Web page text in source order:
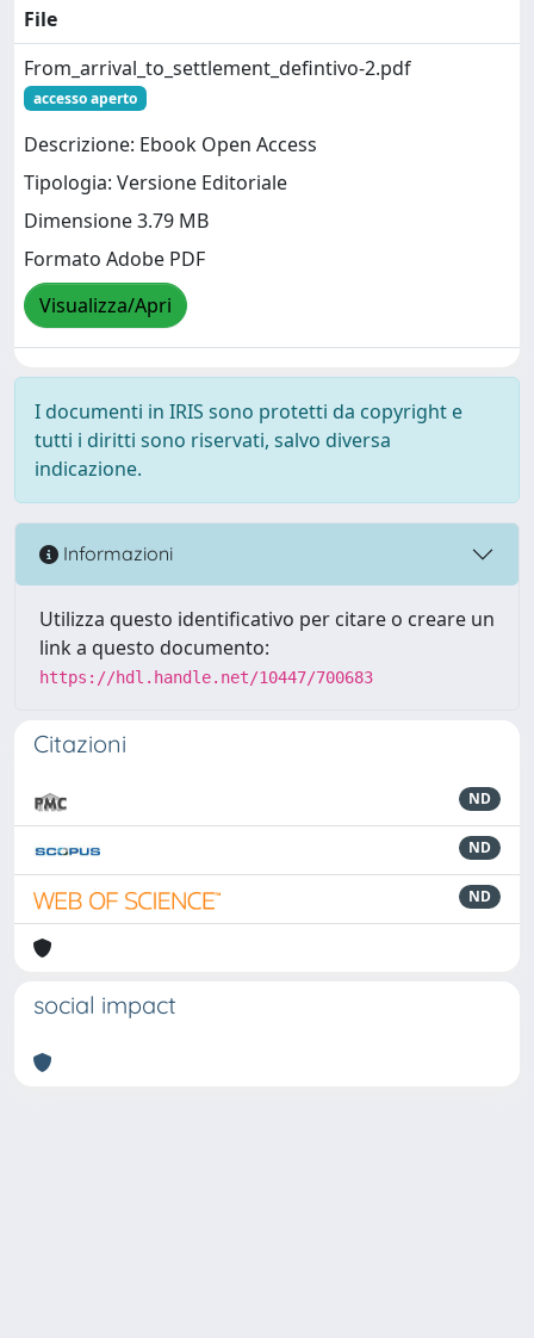
File
From_arrival_to_settlement_defintivo-2.pdf
accesso aperto
Descrizione: Ebook Open Access
Tipologia: Versione Editoriale
Dimensione 3.79 MB
Formato Adobe PDF
Visualizza/Apri
I documenti in IRIS sono protetti da copyright e
tutti i diritti sono riservati, salvo diversa
indicazione.
Informazioni
Utilizza questo identificativo per citare o creare un
link a questo documento:
https://hdl.handle.net/10447/700683
Citazioni
ND
ND
ND
social impact